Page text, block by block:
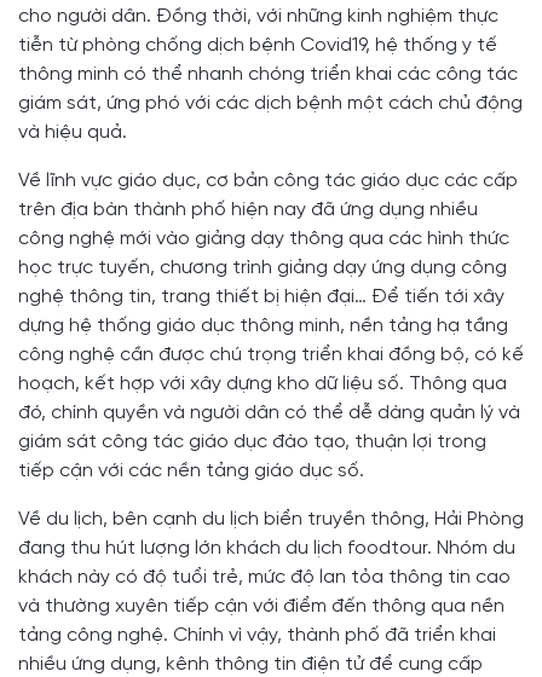
cho người dân. Đồng thời, với những kinh nghiệm thực
tiễn từ phòng chống dịch bệnh Covid19, hệ thống y tế
thông minh có thể nhanh chóng triển khai các công tác
giám sát, ứng phó với các dịch bệnh một cách chủ động
và hiệu quả.
Về lĩnh vực giáo dục, cơ bản công tác giáo dục các cấp
trên địa bàn thành phố hiện nay đã ứng dụng nhiều
công nghệ mới vào giảng dạy thông qua các hình thức
học trực tuyến, chương trình giảng dạy ứng dụng công
nghệ thông tin, trang thiết bị hiện đại… Để tiến tới xây
dựng hệ thống giáo dục thông minh, nền tảng hạ tầng
công nghệ cần được chú trọng triển khai đồng bộ, có kế
hoạch, kết hợp với xây dựng kho dữ liệu số. Thông qua
đó, chính quyền và người dân có thể dễ dàng quản lý và
giám sát công tác giáo dục đào tạo, thuận lợi trong
tiếp cận với các nền tảng giáo dục số.
Về du lịch, bên cạnh du lịch biển truyền thông, Hải Phòng
đang thu hút lượng lớn khách du lịch foodtour. Nhóm du
khách này có độ tuổi trẻ, mức độ lan tỏa thông tin cao
và thường xuyên tiếp cận với điểm đến thông qua nền
tảng công nghệ. Chính vì vậy, thành phố đã triển khai
nhiều ứng dụng, kênh thông tin điện tử để cung cấp